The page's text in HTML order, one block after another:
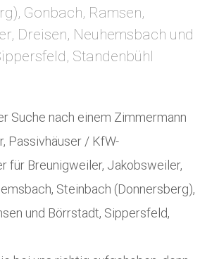
Gonbach, Ramsen,
Dreisen, Neuhemsbach und
Standenbühl
Suche nach einem Zimmermann
Passivhäuser / KfW-
für Breunigweiler, Jakobsweiler,
Steinbach (Donnersberg),
und Börrstadt, Sippersfeld,